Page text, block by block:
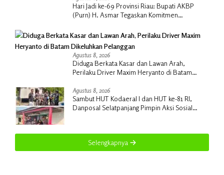
Hari Jadi ke-69 Provinsi Riau: Bupati AKBP
(Purn) H. Asmar Tegaskan Komitmen
Daerah yang Gemilang
Agustus 8, 2026
Diduga Berkata Kasar dan Lawan Arah,
Perilaku Driver Maxim Heryanto di Batam
Agustus 8, 2026
Sambut HUT Kodaeral I dan HUT ke-81 RI,
Danposal Selatpanjang Pimpin Aksi Sosial
Selengkapnya